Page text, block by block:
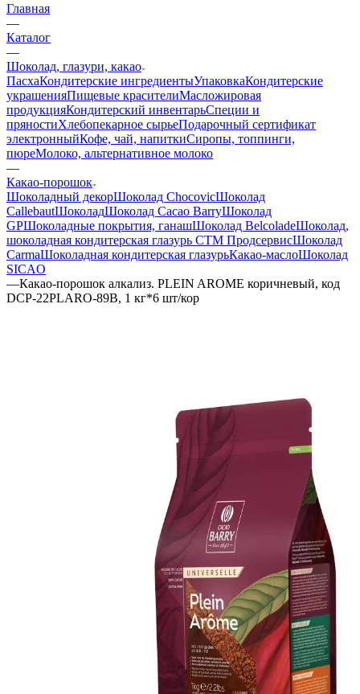
Главная
—
Каталог
—
Шоколад, глазури, какао
ПасхаКондитерские ингредиентыУпаковкаКондитерские
украшенияПищевые красителиМасложировая
продукцияКондитерский инвентарьСпеции и
пряностиХлебопекарное сырьеПодарочный сертификат
электронныйКофе, чай, напиткиСиропы, топпинги,
пюреМолоко, альтернативное молоко
—
Какао-порошок
Шоколадный декорШоколад ChocovicШоколад
CallebautШоколадШоколад Cacao BarryШоколад
GPШоколадные покрытия, ганашШоколад BelcoladeШоколад,
шоколадная кондитерская глазурь СТМ ПродсервисШоколад
CarmaШоколадная кондитерская глазурьКакао-маслоШоколад
SICAO
—Какао-порошок алкализ. PLЕIN AROME коричневый, код
DCP-22PLARO-89B, 1 кг*6 шт/кор